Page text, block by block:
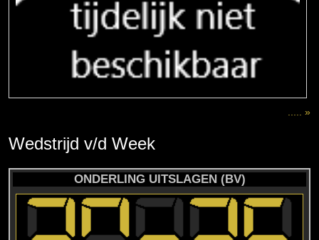
..... »
Wedstrijd v/d Week
ONDERLING UITSLAGEN (BV)